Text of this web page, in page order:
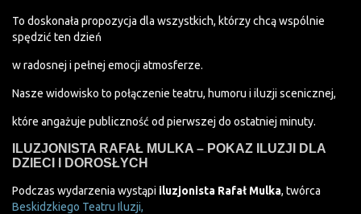
To doskonała propozycja dla wszystkich, którzy chcą wspólnie
spędzić ten dzień
w radosnej i pełnej emocji atmosferze.
Nasze widowisko to połączenie teatru, humoru i iluzji scenicznej,
które angażuje publiczność od pierwszej do ostatniej minuty.
ILUZJONISTA RAFAŁ MULKA – POKAZ ILUZJI DLA
DZIECI I DOROSŁYCH
Podczas wydarzenia wystąpi iluzjonista Rafał Mulka, twórca
Beskidzkiego Teatru Iluzji,